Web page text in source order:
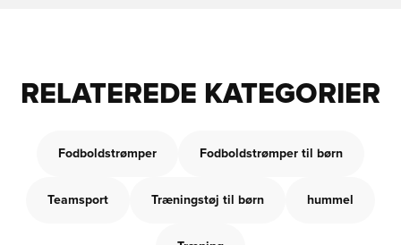
RELATEREDE KATEGORIER
Fodboldstrømper Fodboldstrømper til børn
Teamsport Træningstøj til børn hummel